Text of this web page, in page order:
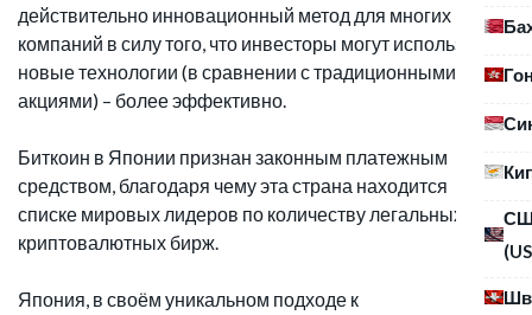
действительно инновационный метод для многих
компаний в силу того, что инвесторы могут использовать
новые технологии (в сравнении с традиционными
акциями) – более эффективно.
Биткоин в Японии признан законным платежным
средством, благодаря чему эта страна находится в
списке мировых лидеров по количеству легальных
криптовалютных бирж.
Япония, в своём уникальном подходе к